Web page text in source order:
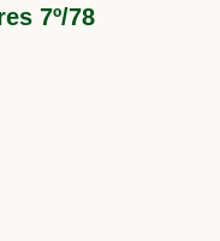
7º/78